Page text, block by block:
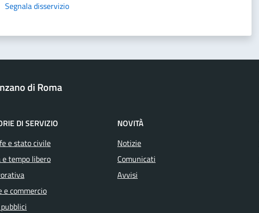
Segnala disservizio
di Roma
DI SERVIZIO
e stato civile
tempo libero
e commercio
NOVITÀ
Notizie
Comunicati
Avvisi